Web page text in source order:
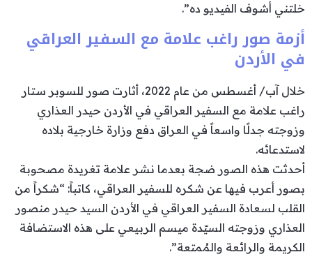
خلتني أشوف الفيديو ده”.
أزمة صور راغب علامة مع السفير العراقي
في الأردن
خلال آب/ أغسطس من عام 2022، أثارت صور للسوبر ستار
راغب علامة مع السفير العراقي في الأردن حيدر العذاري
وزوجته جدلًا واسعاً في العراق دفع وزارة خارجية بلاده
لاستدعائه.
أحدثت هذه الصور ضجة بعدما نشر علامة تغريدة مصحوبة
بصور أعرب فيها عن شكره للسفير العراقي، كاتباً: “شكراً من
القلب لسعادة السفير العراقي في الأردن السيد حيدر منصور
العذاري وزوجته السيّدة ميسم الربيعي على هذه الاستضافة
الكريمة والرائعة والمُمتعة”.